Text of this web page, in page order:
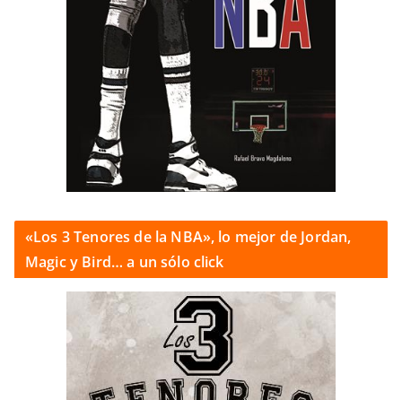
«Los 3 Tenores de la NBA», lo mejor de Jordan,
Magic y Bird… a un sólo click